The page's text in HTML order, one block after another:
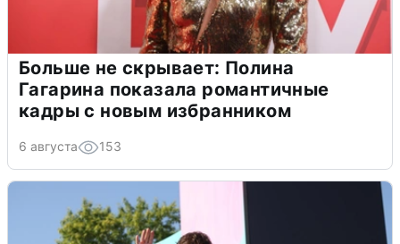
Больше не скрывает: Полина
Гагарина показала романтичные
кадры с новым избранником
6 августа 153